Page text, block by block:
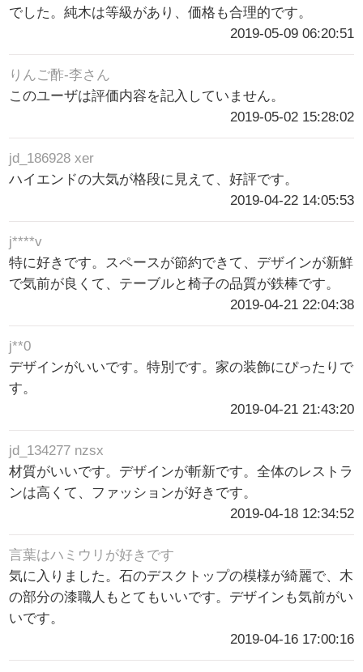
でした。純木は等級があり、価格も合理的です。
2019-05-09 06:20:51
りんご酢-李さん
このユーザは評価内容を記入していません。
2019-05-02 15:28:02
jd_186928 xer
ハイエンドの大気が格段に見えて、好評です。
2019-04-22 14:05:53
j****v
特に好きです。スペースが節約できて、デザインが新鮮
で気前が良くて、テーブルと椅子の品質が鉄棒です。
2019-04-21 22:04:38
j**0
デザインがいいです。特別です。家の装飾にぴったりで
す。
2019-04-21 21:43:20
jd_134277 nzsx
材質がいいです。デザインが斬新です。全体のレストラ
ンは高くて、ファッションが好きです。
2019-04-18 12:34:52
言葉はハミウリが好きです
気に入りました。石のデスクトップの模様が綺麗で、木
の部分の漆職人もとてもいいです。デザインも気前がい
いです。
2019-04-16 17:00:16